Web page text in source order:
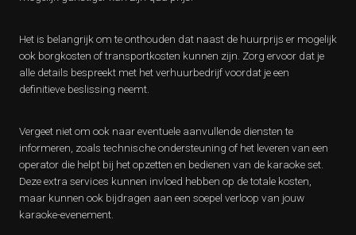
Het is belangrijk om te onthouden dat naast de huurprijs er mogelijk
ook borgkosten of transportkosten kunnen zijn. Zorg ervoor dat je
alle details bespreekt met het verhuurbedrijf voordat je een
definitieve beslissing neemt.
Vergeet niet om ook naar eventuele aanvullende diensten te
informeren, zoals technische ondersteuning of het leveren van een
operator die helpt bij het opzetten en bedienen van de karaoke set.
Deze extra services kunnen invloed hebben op de totale kosten,
maar kunnen ook bijdragen aan een soepel verloop van jouw
karaoke-evenement.